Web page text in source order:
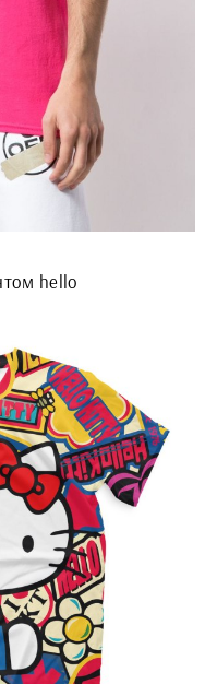
hello